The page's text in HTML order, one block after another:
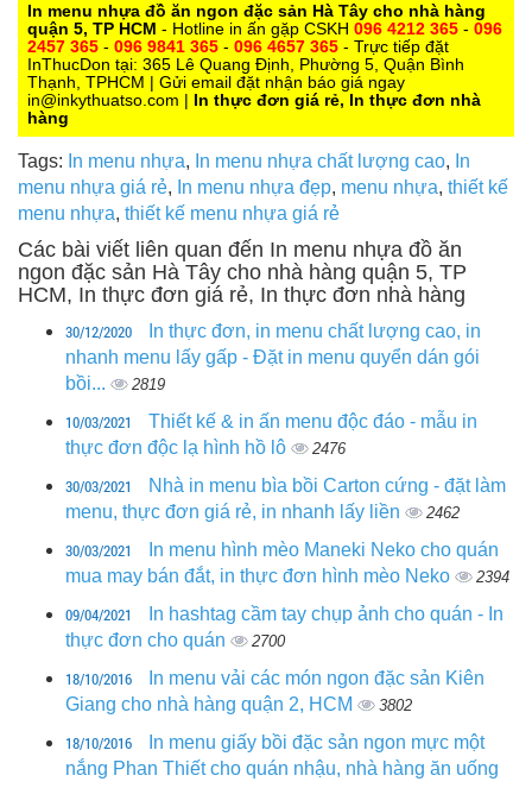
In menu nhựa đồ ăn ngon đặc sản Hà Tây cho nhà hàng
quận 5, TP HCM - Hotline in ấn gặp CSKH 096 4212 365 - 096
2457 365 - 096 9841 365 - 096 4657 365 - Trực tiếp đặt
InThucDon tại: 365 Lê Quang Định, Phường 5, Quận Bình
Thạnh, TPHCM | Gửi email đặt nhận báo giá ngay
in@inkythuatso.com | In thực đơn giá rẻ, In thực đơn nhà
hàng
Tags: In menu nhựa, In menu nhựa chất lượng cao, In
menu nhựa giá rẻ, In menu nhựa đẹp, menu nhựa, thiết kế
menu nhựa, thiết kế menu nhựa giá rẻ
Các bài viết liên quan đến In menu nhựa đồ ăn
ngon đặc sản Hà Tây cho nhà hàng quận 5, TP
HCM, In thực đơn giá rẻ, In thực đơn nhà hàng
30/12/2020
In thực đơn, in menu chất lượng cao, in
nhanh menu lấy gấp - Đặt in menu quyển dán gói
bồi...
2819
10/03/2021
Thiết kế & in ấn menu độc đáo - mẫu in
thực đơn độc lạ hình hồ lô
2476
30/03/2021
Nhà in menu bìa bồi Carton cứng - đặt làm
menu, thực đơn giá rẻ, in nhanh lấy liền
2462
30/03/2021
In menu hình mèo Maneki Neko cho quán
mua may bán đắt, in thực đơn hình mèo Neko
2394
09/04/2021
In hashtag cầm tay chụp ảnh cho quán - In
thực đơn cho quán
2700
18/10/2016
In menu vải các món ngon đặc sản Kiên
Giang cho nhà hàng quận 2, HCM
3802
18/10/2016
In menu giấy bồi đặc sản ngon mực một
nắng Phan Thiết cho quán nhậu, nhà hàng ăn uống